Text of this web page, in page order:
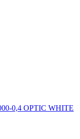
0,4 OPTIC WHITE